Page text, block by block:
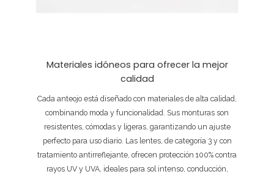
Materiales idóneos para ofrecer la mejor
calidad
Cada anteojo está diseñado con materiales de alta calidad,
combinando moda y funcionalidad. Sus monturas son
resistentes, cómodas y ligeras, garantizando un ajuste
perfecto para uso diario. Las lentes, de categoría 3 y con
tratamiento antirreflejante, ofrecen protección 100% contra
rayos UV y UVA, ideales para sol intenso, conducción,